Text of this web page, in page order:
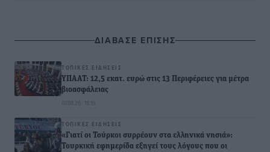
ΔΙΑΒΑΣΕ ΕΠΙΣΗΣ
ΤΟΠΙΚΈΣ ΕΙΔΉΣΕΙΣ
ΥΠΑΑΤ: 12,5 εκατ. ευρώ στις 13 Περιφέρειες για μέτρα
βιοασφάλειας
07.08.26 · 18:19
ΤΟΠΙΚΈΣ ΕΙΔΉΣΕΙΣ
«Γιατί οι Τούρκοι συρρέουν στα ελληνικά νησιά»:
Τουρκική εφημερίδα εξηγεί τους λόγους που οι